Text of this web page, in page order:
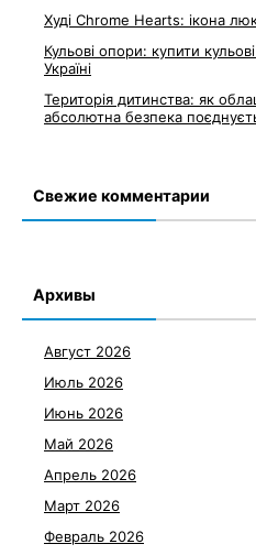
Худі Chrome Hearts: ікона
Кульові опори: купити
Україні
Територія дитинства: як
абсолютна безпека
Свежие комментарии
Архивы
Август 2026
Июль 2026
Июнь 2026
Май 2026
Апрель 2026
Март 2026
Февраль 2026